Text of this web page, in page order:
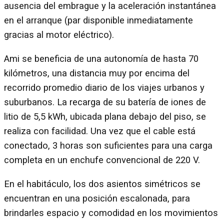
ausencia del embrague y la aceleración instantánea
en el arranque (par disponible inmediatamente
gracias al motor eléctrico).
Ami se beneficia de una autonomía de hasta 70
kilómetros, una distancia muy por encima del
recorrido promedio diario de los viajes urbanos y
suburbanos. La recarga de su batería de iones de
litio de 5,5 kWh, ubicada plana debajo del piso, se
realiza con facilidad. Una vez que el cable está
conectado, 3 horas son suficientes para una carga
completa en un enchufe convencional de 220 V.
En el habitáculo, los dos asientos simétricos se
encuentran en una posición escalonada, para
brindarles espacio y comodidad en los movimientos